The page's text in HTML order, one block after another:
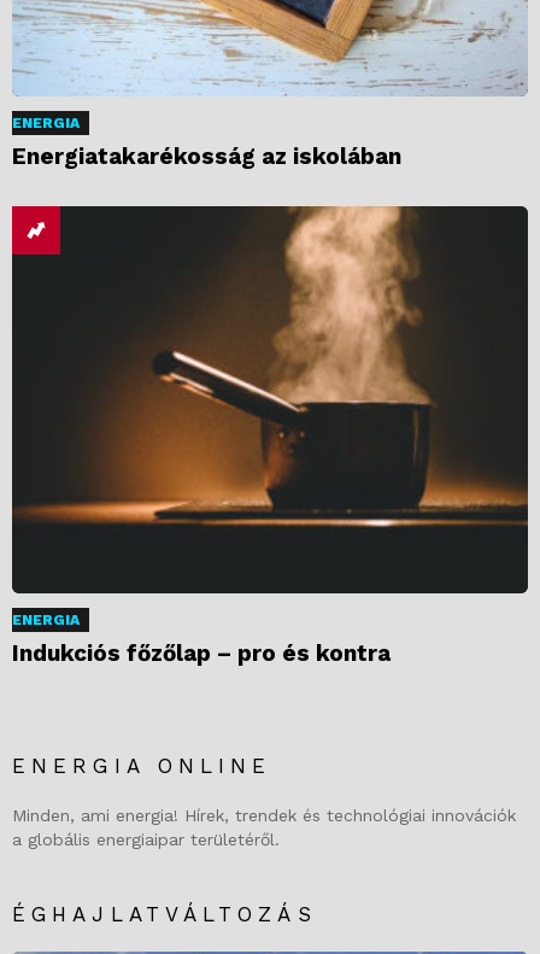
ENERGIA
Energiatakarékosság az iskolában
ENERGIA
Indukciós főzőlap – pro és kontra
ENERGIA ONLINE
Minden, ami energia! Hírek, trendek és technológiai innovációk
a globális energiaipar területéről.
ÉGHAJLATVÁLTOZÁS